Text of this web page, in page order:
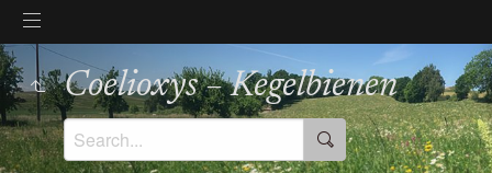
Coelioxys – Kegelbienen